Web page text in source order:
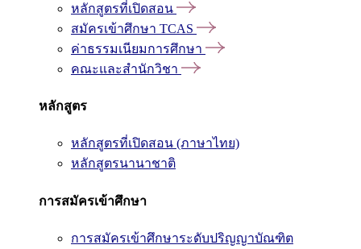
หลักสูตรที่เปิดสอน
สมัครเข้าศึกษา TCAS
ค่าธรรมเนียมการศึกษา
คณะและสำนักวิชา
หลักสูตร
หลักสูตรที่เปิดสอน (ภาษาไทย)
หลักสูตรนานาชาติ
การสมัครเข้าศึกษา
การสมัครเข้าศึกษาระดับปริญญาบัณฑิต